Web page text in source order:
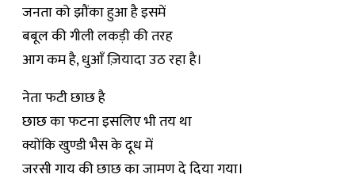
जनता को झौंका हुआ है इसमें
बबूल की गीली लकड़ी की तरह
आग कम है, धुआँ ज़ियादा उठ रहा है।
नेता फटी छाछ है
छाछ का फटना इसलिए भी तय था
क्योंकि खुण्डी भैस के दूध में
जरसी गाय की छाछ का जामण दे दिया गया।